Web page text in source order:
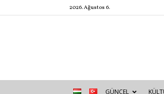
2026. Ağustos 6.
GÜNCEL